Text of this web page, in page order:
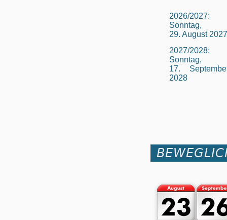
2026/2027:
Sonntag,
29. August 2027
2027/2028:
Sonntag,
17.
2028